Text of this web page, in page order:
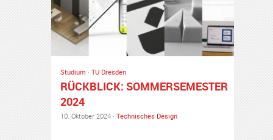
Studium · TU Dresden
RÜCKBLICK: SOMMERSEMESTER
2024
10. Oktober 2024 · Technisches Design